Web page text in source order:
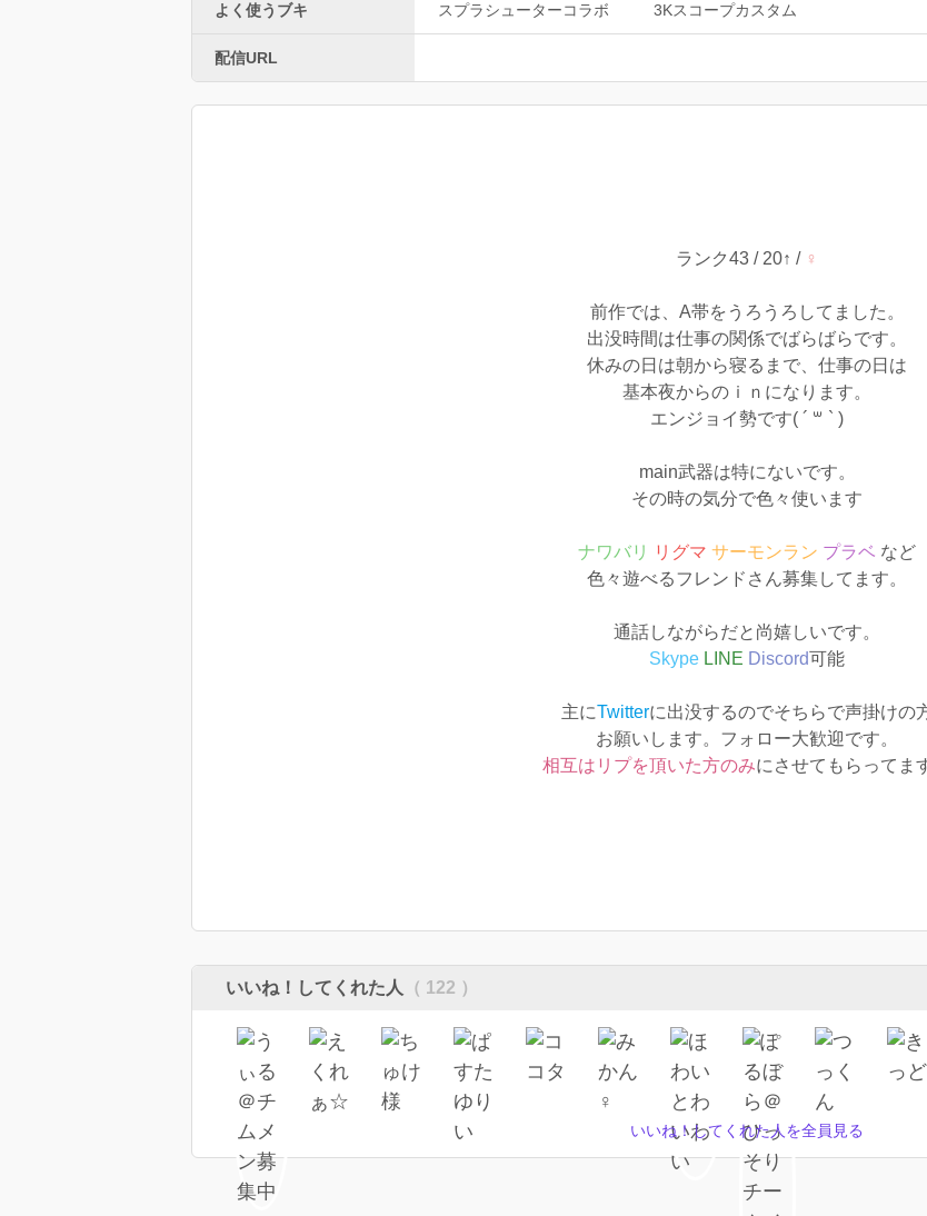
よく使うブキ スプラシューターコラボ 3Kスコープカスタム
配信URL
​​ランク43 / ​​​​​20↑ / ♀
前作では、A帯をうろうろしてました。
出没時間は仕事の関係でばらばらです。
休みの日は朝から寝るまで、仕事の日は
基本夜からのｉｎになります。
エンジョイ勢です( ´ ꒳ ` )
main武器は特にないです。
​​​​​​その時の気分で​色々使います
ナワバリ リグマ サーモンラン プラベ など
色々遊べるフレンドさん募集してます。
通話しながらだと尚嬉しいです。
Skype LINE Discord可能
主にTwitterに出没するのでそちらで声掛けの
お願いします。フォロー大歓迎です。
相互はリプを頂いた方のみにさせてもらってま
いいね！してくれた人 （ 122 ）
いいね！してくれた人を全員見る